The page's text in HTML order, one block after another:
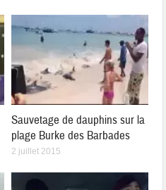
Sauvetage de dauphins sur la
plage Burke des Barbades
2 juillet 2015